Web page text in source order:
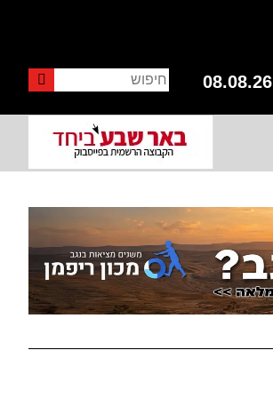
08.08.26 חיפוש